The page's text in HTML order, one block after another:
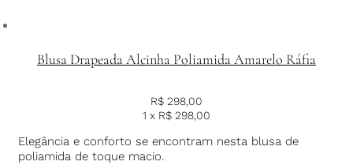
Blusa Drapeada Alcinha Poliamida Amarelo Ráfia
R$ 298,00
1 x R$ 298,00
Elegância e conforto se encontram nesta blusa de
poliamida de toque macio.